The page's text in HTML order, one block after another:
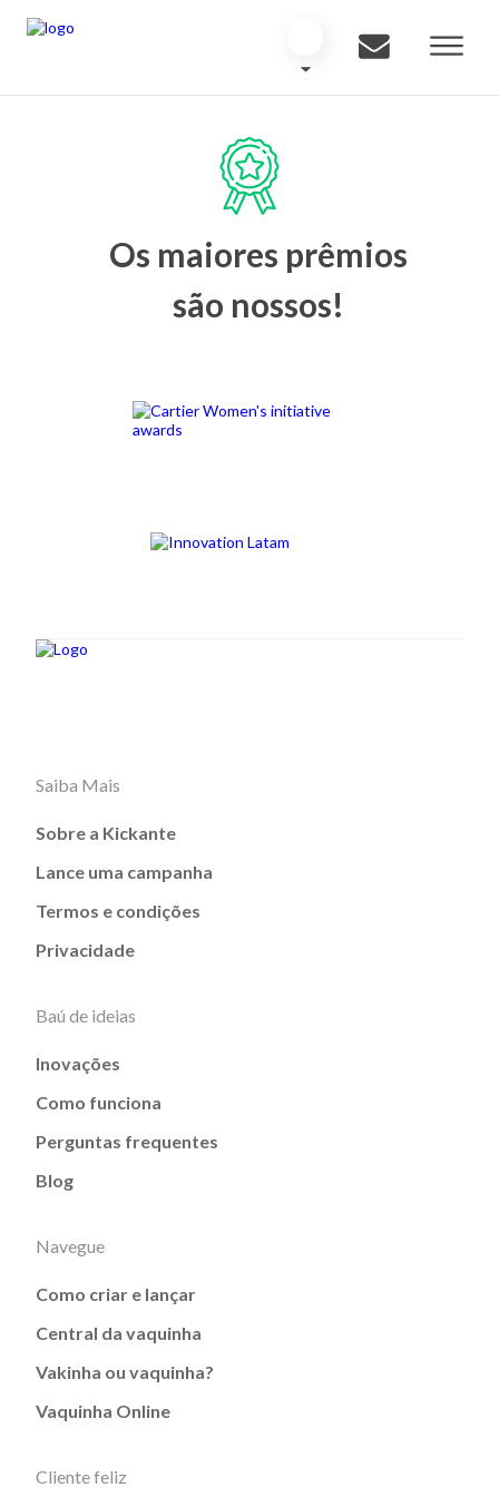
Os maiores prêmios
são nossos!
Saiba Mais
Sobre a Kickante
Lance uma campanha
Termos e condições
Privacidade
Baú de ideias
Inovações
Como funciona
Perguntas frequentes
Blog
Navegue
Como criar e lançar
Central da vaquinha
Vakinha ou vaquinha?
Vaquinha Online
Cliente feliz